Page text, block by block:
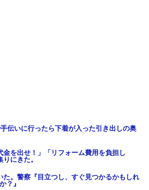
伝いに行ったら下着が入った引き出しの奥
を出せ！」「リフォーム費用を負担し
にきた。
た。警察『目立つし、すぐ見つかるかもしれ
？』